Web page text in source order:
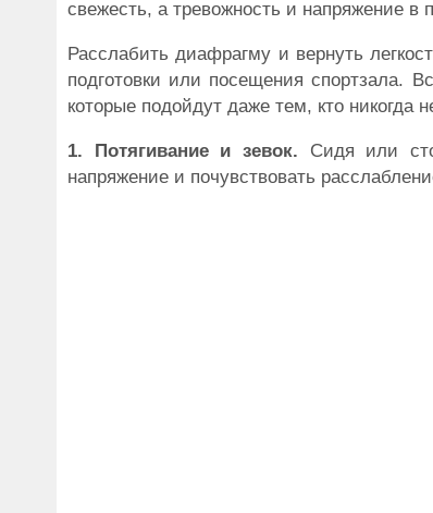
свежесть, а тревожность и напряжение в
Расслабить диафрагму и вернуть
подготовки или посещения спортзала.
которые подойдут даже тем, кто никогда
1. Потягивание и зевок. Сидя или
напряжение и почувствовать